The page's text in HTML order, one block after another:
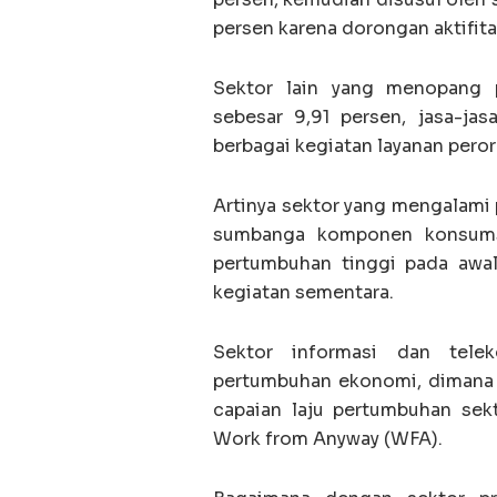
persen karena dorongan
Sektor lain yang menopang
sebesar 9,91 persen, jasa-
berbagai kegiatan layanan
Artinya sektor yang
sumbanga komponen
pertumbuhan tinggi pada
kegiatan sementara.
Sektor informasi dan
pertumbuhan ekonomi,
capaian laju pertumbuhan
Work from Anyway (WFA).